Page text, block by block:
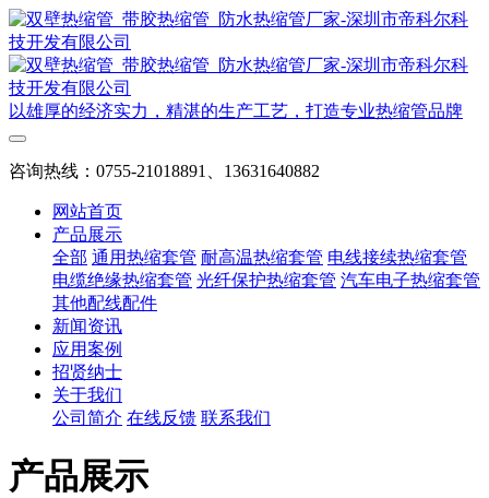
以雄厚的经济实力，精湛的生产工艺，打造专业热缩管品牌
咨询热线：0755-21018891、13631640882
网站首页
产品展示
全部 通用热缩套管 耐高温热缩套管 电线接续热缩套管
电缆绝缘热缩套管 光纤保护热缩套管 汽车电子热缩套管
其他配线配件
新闻资讯
应用案例
招贤纳士
关于我们
公司简介 在线反馈 联系我们
产品展示